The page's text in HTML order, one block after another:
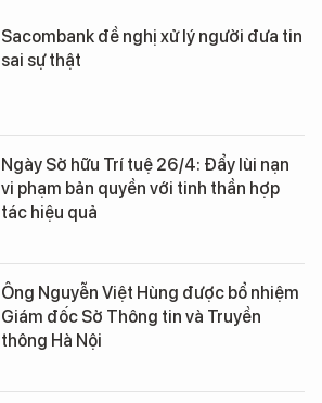
Sacombank đề nghị xử lý người đưa tin
sai sự thật
Ngày Sở hữu Trí tuệ 26/4: Đẩy lùi nạn
vi phạm bản quyền với tinh thần hợp
tác hiệu quả
Ông Nguyễn Việt Hùng được bổ nhiệm
Giám đốc Sở Thông tin và Truyền
thông Hà Nội